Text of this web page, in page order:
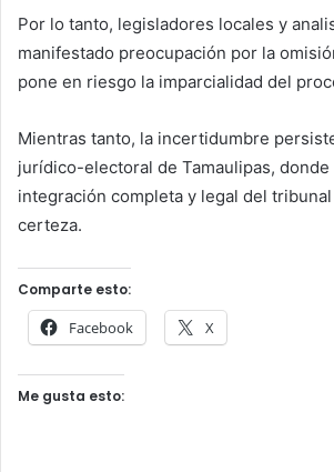
Por lo tanto, legisladores locales y
manifestado preocupación por la
pone en riesgo la imparcialidad del
Mientras tanto, la incertidumbre
jurídico-electoral de Tamaulipas, donde
integración completa y legal del
certeza.
Comparte esto:
Facebook X
Me gusta esto: